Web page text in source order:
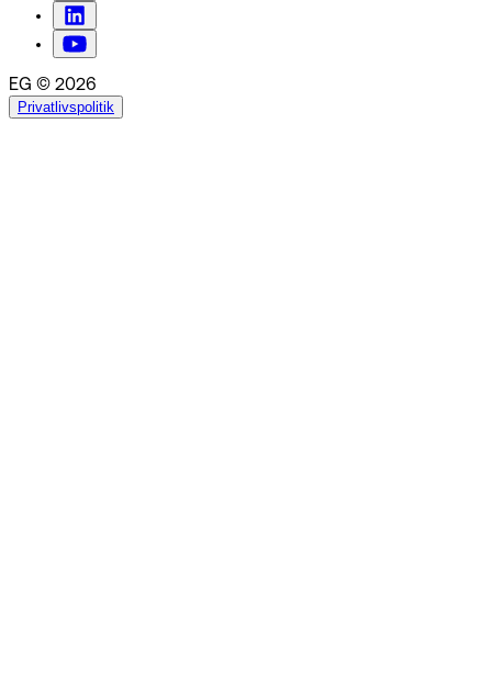
EG © 2026
Privatlivspolitik